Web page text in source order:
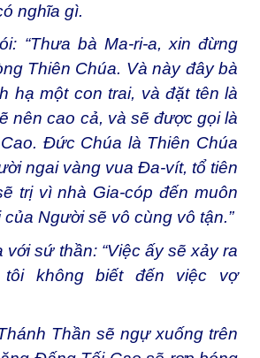
nghĩa gì.
“Thưa bà Ma-ri-a, xin đừng
Thiên Chúa. Và này đây bà
hạ một con trai, và đặt tên là
nên cao cả, và sẽ được gọi là
Đức Chúa là Thiên Chúa
ngai vàng vua Đa-vít, tổ tiên
trị vì nhà Gia-cóp đến muôn
Người sẽ vô cùng vô tận.”
với sứ thần: “Việc ấy sẽ xảy ra
không biết đến việc vợ
Thần sẽ ngự xuống trên